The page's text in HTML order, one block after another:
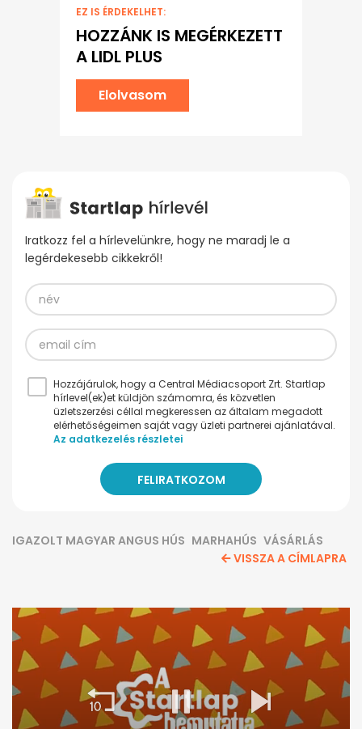
EZ IS ÉRDEKELHET:
HOZZÁNK IS MEGÉRKEZETT
A LIDL PLUS
Elolvasom
Iratkozz fel a hírlevelünkre, hogy ne maradj le a
legérdekesebb cikkekről!
Hozzájárulok, hogy a Central Médiacsoport Zrt. Startlap
hírlevel(ek)et küldjön számomra, és közvetlen
üzletszerzési céllal megkeressen az általam megadott
elérhetőségeimen saját vagy üzleti partnerei ajánlatával.
Az adatkezelés részletei
IGAZOLT MAGYAR ANGUS HÚS MARHAHÚS VÁSÁRLÁS
VISSZA A CÍMLAPRA